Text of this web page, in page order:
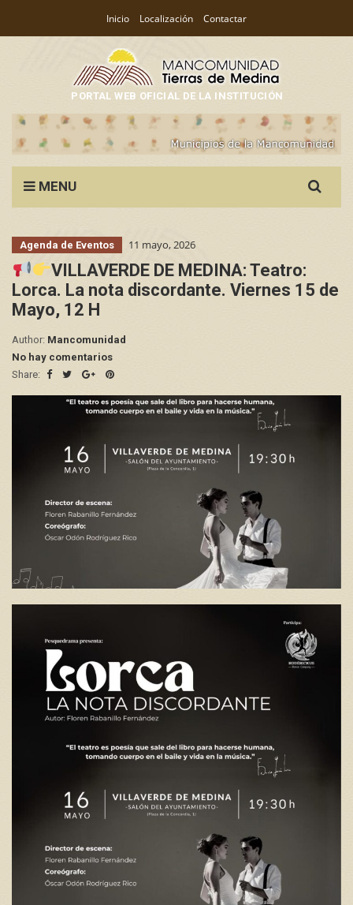
Inicio Localización Contactar
PORTAL WEB OFICIAL DE LA INSTITUCIÓN
MENU
for:
Agenda de Eventos 11 mayo, 2026
VILLAVERDE DE MEDINA: Teatro:
Lorca. La nota discordante. Viernes 15 de
Mayo, 12 H
Author: Mancomunidad
No hay comentarios
Share: